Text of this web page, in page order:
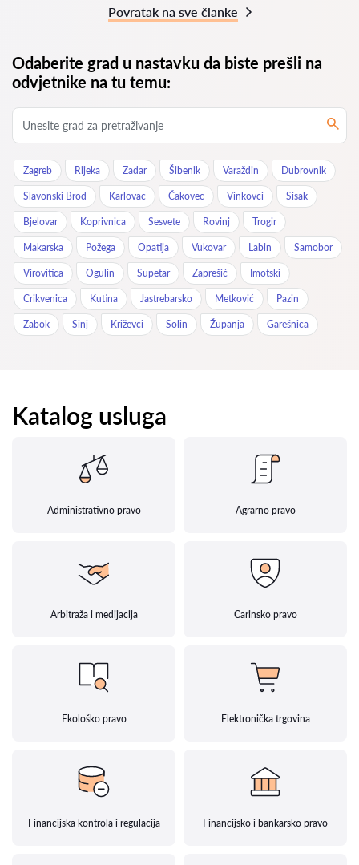
Povratak na sve članke
Odaberite grad u nastavku da biste prešli na
odvjetnike na tu temu:
Zagreb Rijeka Zadar Šibenik Varaždin Dubrovnik
Slavonski Brod Karlovac Čakovec Vinkovci Sisak
Bjelovar Koprivnica Sesvete Rovinj Trogir
Makarska Požega Opatija Vukovar Labin Samobor
Virovitica Ogulin Supetar Zaprešić Imotski
Crikvenica Kutina Jastrebarsko Metković Pazin
Zabok Sinj Križevci Solin Županja Garešnica
Katalog usluga
Administrativno pravo Agrarno pravo
Arbitraža i medijacija Carinsko pravo
Ekološko pravo Elektronička trgovina
Financijska kontrola i regulacija Financijsko i bankarsko pravo